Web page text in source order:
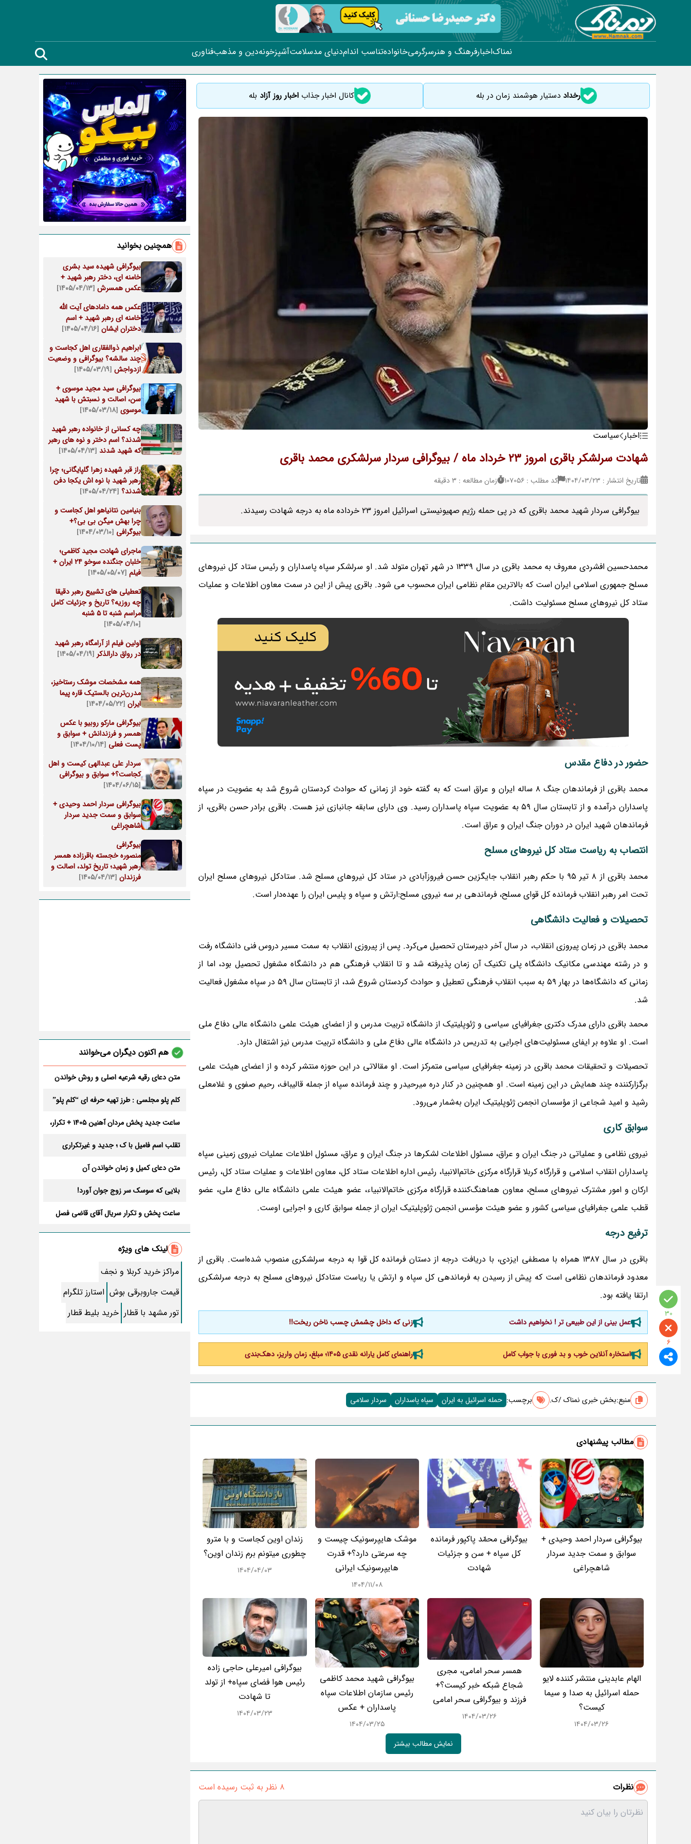
نمناکاخبارفرهنگ و هنرسرگرمیخانوادهتناسب اندامدنیای مدسلامتآشپزخونهدین و مذهبفناوری
رخداد دستیار هوشمند زمان در بله کانال اخبار جذاب اخبار روز آزاد بله
اخبار سیاست
شهادت سرلشکر باقری امروز 23 خرداد ماه / بیوگرافی سردار سرلشکری محمد باقری
تاریخ انتشار : ۱۴۰۴/۰۳/۲۳ کد مطلب : 107056 زمان مطالعه : 3 دقیقه
بیوگرافی سردار شهید محمد باقری که در پی حمله رژیم صهیونیستی اسرائیل امروز 23 خرداده ماه به درجه شهادت رسیدند.
محمدحسین افشردی معروف به محمد باقری در سال ۱۳۳۹ در شهر تهران متولد شد. او سرلشکر سپاه پاسداران و رئیس ستاد کل نیرو‌های
مسلح جمهوری اسلامی ایران است که بالاترین مقام نظامی ایران محسوب می شود. باقری پیش از این در سمت معاون اطلاعات و عملیات
ستاد کل نیرو‌های مسلح مسئولیت داشت.
حضور در دفاع مقدس
محمد باقری از فرماندهان جنگ ۸ ساله ایران و عراق است که به گفته خود از زمانی که حوادث کردستان شروع شد به عضویت در سپاه
پاسداران درآمده و از تابستان سال ۵۹ به عضویت سپاه پاسداران رسید. وی دارای سابقه جانبازی نیز هست. باقری برادر حسن باقری، از
فرماندهان شهید ایران در دوران جنگ ایران و عراق است.
انتصاب به ریاست ستاد کل نیروهای مسلح
محمد باقری از ۸ تیر ۹۵ با حکم رهبر انقلاب جایگزین حسن فیروزآبادی در ستاد کل نیرو‌های مسلح شد. ستادکل نیرو‌های مسلح ایران
تحت امر رهبر انقلاب فرمانده کل قوای مسلح، فرماندهی بر سه نیروی مسلح:ارتش و سپاه و پلیس ایران را عهده‌دار است.
تحصیلات و فعالیت دانشگاهی
محمد باقری در زمان پیروزی انقلاب، در سال آخر دبیرستان تحصیل می‌کرد. پس از پیروزی انقلاب به سمت مسیر دروس فنی دانشگاه رفت
و در رشته مهندسی مکانیک دانشگاه پلی تکنیک آن زمان پذیرفته شد و تا انقلاب فرهنگی هم در دانشگاه مشغول تحصیل بود، اما از
زمانی که دانشگاه‌ها در بهار ۵۹ به سبب انقلاب فرهنگی تعطیل و حوادث کردستان شروع شد، از تابستان سال ۵۹ در سپاه مشغول فعالیت
شد.
محمد باقری دارای مدرک دکتری جغرافیای سیاسی و ژئوپلیتیک از دانشگاه تربیت مدرس و از اعضای هیئت علمی دانشگاه عالی دفاع ملی
است. او علاوه بر ایفای مسئولیت‌های اجرایی به تدریس در دانشگاه عالی دفاع ملی و دانشگاه تربیت مدرس نیز اشتغال دارد.
تحصیلات و تحقیقات محمد باقری در زمینه جغرافیای سیاسی متمرکز است. او مقالاتی در این حوزه منتشر کرده و از اعضای هیئت علمی
برگزارکننده چند همایش در این زمینه است. او همچنین در کنار دره میرحیدر و چند فرمانده سپاه از جمله قالیباف، رحیم صفوی و غلامعلی
رشید و امید شجاعی از مؤسسان انجمن ژئوپلیتیک ایران به‌شمار می‌رود.
سوابق کاری
نیروی نظامی و عملیاتی در جنگ ایران و عراق، مسئول اطلاعات لشکر‌ها در جنگ ایران و عراق، مسئول اطلاعات عملیات نیروی زمینی سپاه
پاسداران انقلاب اسلامی و قرارگاه کربلا قرارگاه مرکزی خاتم‌الانبیا، رئیس اداره اطلاعات ستاد کل، معاون اطلاعات و عملیات ستاد کل، رئیس
ارکان و امور مشترک نیرو‌های مسلح، معاون هماهنگ‌کننده قرارگاه مرکزی خاتم‌الانبیاء، عضو هیئت علمی دانشگاه عالی دفاع ملی، عضو
قطب علمی جغرافیای سیاسی کشور و عضو هیئت مؤسس انجمن ژئوپلیتیک ایران از جمله سوابق کاری و اجرایی اوست.
ترفیع درجه
باقری در سال ۱۳۸۷ همراه با مصطفی ایزدی، با دریافت درجه از دستان فرمانده کل قوا به درجه سرلشکری منصوب شده‌است. باقری از
معدود فرماندهان نظامی است که پیش از رسیدن به فرماندهی کل سپاه و ارتش یا ریاست ستادکل نیرو‌های مسلح به درجه سرلشکری
ارتقا یافته بود.
عمل بینی از این طبیعی تر ! نخواهیم داشت زنی که داخل چشمش چسب ناخن ریخت!!
استخاره آنلاین خوب و بد فوری با جواب کامل راهنمای کامل یارانه نقدی ۱۴۰۵؛ مبلغ، زمان واریز، دهک‌بندی
30
6
منبع:بخش خبری نمناک /ک. برچسب‌: حمله اسرائیل به ایران سپاه پاسداران سردار سلامی
مطالب پیشنهادی
بیوگرافی سردار احمد وحیدی +
سوابق و سمت جدید سردار
شاهچراغی
بیوگرافی محمّد پاکپور فرمانده
کل سپاه + سن و جزئیات
شهادت
موشک هایپرسونیک چیست و
چه سرعتی دارد؟+ قدرت
هایپرسونیک ایرانی
۱۴۰۴/۱۱/۰۸
زندان اوین کجاست و با مترو
چطوری میتونم برم زندان اوین؟
۱۴۰۴/۰۴/۰۳
الهام عابدینی منتشر کننده لایو
حمله اسرائیل به صدا و سیما
کیست؟
۱۴۰۴/۰۳/۲۶
همسر سحر امامی، مجری
شجاع شبکه خبر کیست؟+
فرزند و بیوگرافی سحر امامی
۱۴۰۴/۰۳/۲۶
بیوگرافی شهید محمد کاظمی
رئیس سازمان اطلاعات سپاه
پاسداران + عکس
۱۴۰۴/۰۳/۲۵
بیوگرافی امیرعلی حاجی زاده
رئیس هوا فضای سپاه+ از تولد
تا شهادت
۱۴۰۴/۰۳/۲۳
نمایش مطالب بیشتر
نظرات 8 نظر به ثبت رسیده است
همچنین بخوانید
بیوگرافی شهیده سید بشری
خامنه ای، دختر رهبر شهید +
عکس همسرش [۱۴۰۵/۰۴/۱۳]
عکس همه دامادهای آیت الله
خامنه ای رهبر شهید + اسم
دختران ایشان [۱۴۰۵/۰۴/۱۶]
ابراهیم ذوالفقاری اهل کجاست و
چند سالشه؟ بیوگرافی و وضعیت
ازدواجش [۱۴۰۵/۰۳/۱۹]
بیوگرافی سید مجید موسوی +
سن، اصالت و نسبتش با شهید
موسوی [۱۴۰۵/۰۳/۱۸]
چه کسانی از خانواده رهبر شهید
شدند؟ اسم دختر و نوه های رهبر
که شهید شدند [۱۴۰۵/۰۴/۱۳]
راز قبر شهیده زهرا گلپایگانی؛ چرا
رهبر شهید با نوه اش یکجا دفن
شدند؟ [۱۴۰۵/۰۴/۲۴]
بنیامین نتانیاهو اهل کجاست و
چرا بهش میگن بی بی؟+
بیوگرافی [۱۴۰۴/۰۳/۱۰]
ماجرای شهادت مجید کاظمی؛
خلبان جنگنده سوخو ۲۴ ایران +
فیلم [۱۴۰۵/۰۵/۰۷]
تعطیلی های تشییع رهبر دقیقا
چه روزیه؟ تاریخ و جزئیات کامل
مراسم شنبه تا 5 شنبه
[۱۴۰۵/۰۴/۱۰]
اولین فیلم از آرامگاه رهبر شهید
در رواق دارالذکر [۱۴۰۵/۰۴/۱۹]
همه مشخصات موشک رستاخیز،
مدرن‌ترین بالستیک قاره پیما
ایران [۱۴۰۴/۰۵/۲۲]
بیوگرافی مارکو روبیو با عکس
همسر و فرزندانش + سوابق و
پست فعلی [۱۴۰۴/۱۰/۱۴]
سردار علی عبدالهی کیست و اهل
کجاست؟+ سوابق و بیوگرافی
[۱۴۰۴/۰۶/۱۵]
بیوگرافی سردار احمد وحیدی +
سوابق و سمت جدید سردار
شاهچراغی
بیوگرافی
منصوره خجسته باقرزاده همسر
رهبر شهید؛ تاریخ تولد، اصالت و
فرزندان [۱۴۰۵/۰۴/۱۳]
هم اکنون دیگران می‌خوانند
متن دعای رقیه شرعیه اصلی و روش خواندن
کلم پلو مجلسی : طرز تهیه حرفه ای “کلم پلو”
ساعت جدید پخش مردان آهنین 1405 + تکرار،
تقلب اسم فامیل با ک ؛ جدید و غیرتکراری
متن دعای کمیل و زمان خواندن آن
بلایی که سوسک سر زوج جوان آورد!
ساعت پخش و تکرار سریال آقای قاضی فصل
طرز تهیه سالاد ماکارونی خانگی خوشمزه و
لذیذ + آموزش تصویری
طرز تهیه پاستا با سس آلفردو و مرغ فوری +
آموزش تصویری پنه
جواب کامل اسم فامیل با “س”
ماه قرمز نشانه آخر دنیا در آسمان ظاهر شد !
جملات زیبا برای بهترین پدر دنیا
لینک های ویژه
مراکز خرید کربلا و نجف
قیمت جاروبرقی بوش استارز تلگرام
تور مشهد با قطار خرید بلیط قطار